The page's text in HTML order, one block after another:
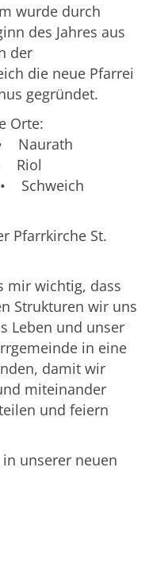
wurde durch
des Jahres aus
der
die neue Pfarrei
gegründet.
Orte:
Pfarrkirche St.
mir wichtig, dass
Strukturen wir uns
Leben und unser
in eine
damit wir
miteinander
und feiern
unserer neuen